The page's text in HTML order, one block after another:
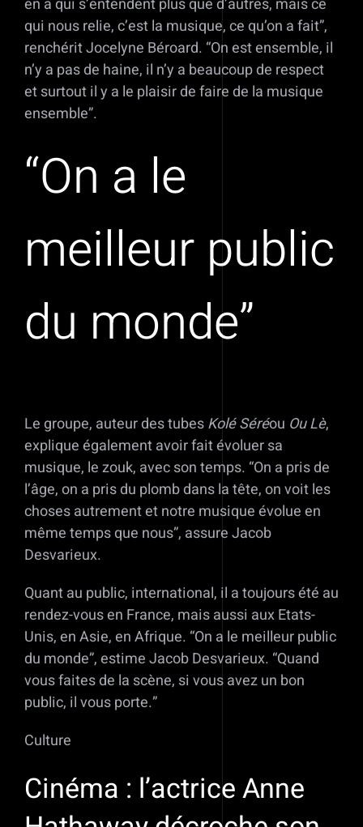
en a qui s’entendent plus que d’autres, mais ce
qui nous relie, c’est la musique, ce qu’on a fait”,
renchérit Jocelyne Béroard. “On est ensemble, il
n’y a pas de haine, il n’y a beaucoup de respect
et surtout il y a le plaisir de faire de la musique
ensemble”.
“On a le
meilleur public
du monde”
Le groupe, auteur des tubesKolé Séréou Ou Lè,
explique également avoir fait évoluer sa
musique, le zouk, avec son temps. “On a pris de
l’âge, on a pris du plomb dans la tête, on voit les
choses autrement et notre musique évolue en
même temps que nous”, assure Jacob
Desvarieux.
Quant au public, international, il a toujours été au
rendez-vous en France, mais aussi aux Etats-
Unis, en Asie, en Afrique. “On a le meilleur public
du monde”, estime Jacob Desvarieux. “Quand
vous faites de la scène, si vous avez un bon
public, il vous porte.”
Culture
Cinéma : l’actrice Anne